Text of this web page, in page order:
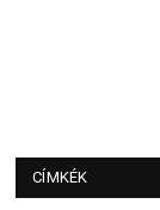
CÍMKÉK